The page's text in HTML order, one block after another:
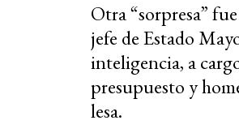
Otra “sorpresa”
jefe de Estado
inteligencia, a
presupuesto y
lesa.